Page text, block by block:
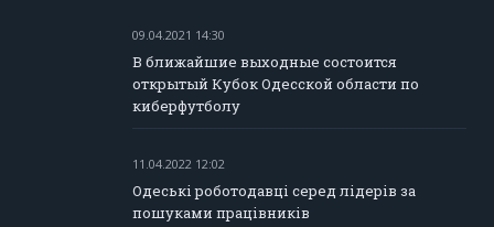
09.04.2021 14:30
В ближайшие выходные состоится
открытый Кубок Одесской области по
киберфутболу
11.04.2022 12:02
Одеські роботодавці серед лідерів за
пошуками працівників